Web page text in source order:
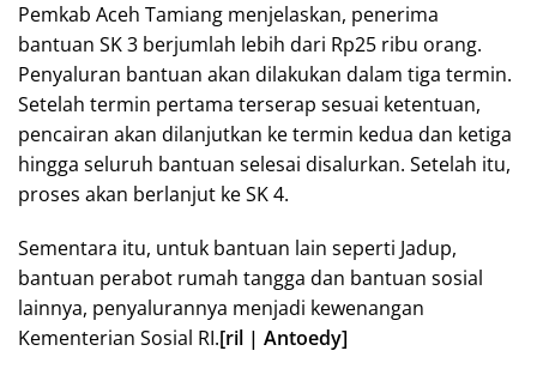
Pemkab Aceh Tamiang menjelaskan, penerima
bantuan SK 3 berjumlah lebih dari Rp25 ribu orang.
Penyaluran bantuan akan dilakukan dalam tiga termin.
Setelah termin pertama terserap sesuai ketentuan,
pencairan akan dilanjutkan ke termin kedua dan ketiga
hingga seluruh bantuan selesai disalurkan. Setelah itu,
proses akan berlanjut ke SK 4.
Sementara itu, untuk bantuan lain seperti Jadup,
bantuan perabot rumah tangga dan bantuan sosial
lainnya, penyalurannya menjadi kewenangan
Kementerian Sosial RI.[ril | Antoedy]